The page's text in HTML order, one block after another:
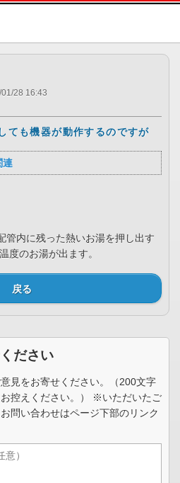
ページの本文へ
28 16:43
ても機器が動作するのですが
連
管内に残った熱いお湯を押し出す
度のお湯が出ます。
戻る
ださい
見をお寄せください。（200文字
控えください。） ※いただいたご
問い合わせはページ下部のリンク